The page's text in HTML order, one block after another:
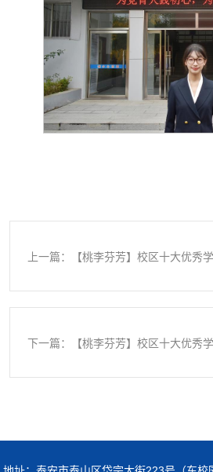
上一篇：【桃李芬芳】校区十大优
下一篇：【桃李芬芳】校区十大优